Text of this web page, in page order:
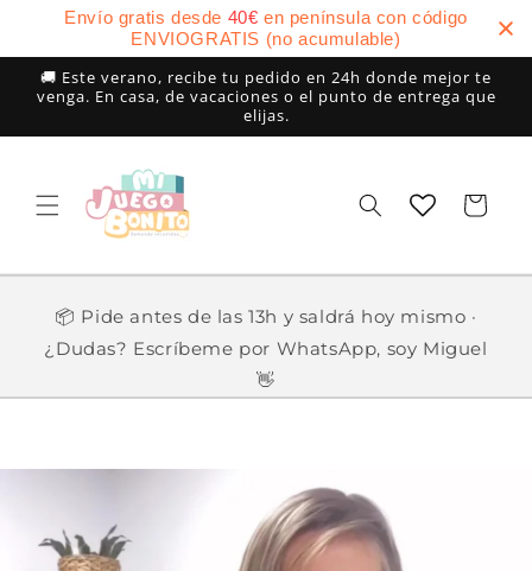
Envío gratis desde 40€ en península con código
ENVIOGRATIS (no acumulable)
directamente
🚚 Este verano, recibe tu pedido en 24h donde mejor te
venga. En casa, de vacaciones o el punto de entrega que
elijas.
Carrito
📦 Pide antes de las 13h y saldrá hoy mismo ·
¿Dudas? Escríbeme por WhatsApp, soy Miguel
👋